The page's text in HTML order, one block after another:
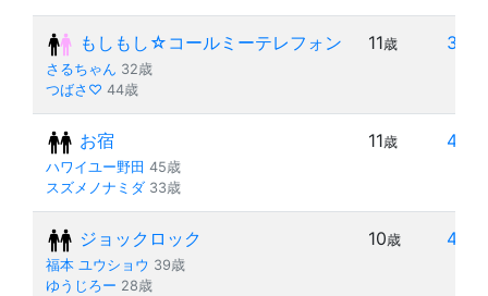
もしもし☆コールミーテレフォン
さるちゃん 32歳
つばさ♡ 44歳
11歳 3
お宿
ハワイユー野田 45歳
スズメノナミダ 33歳
11歳 4
ジョックロック
福本 ユウショウ 39歳
ゆうじろー 28歳
10歳 4